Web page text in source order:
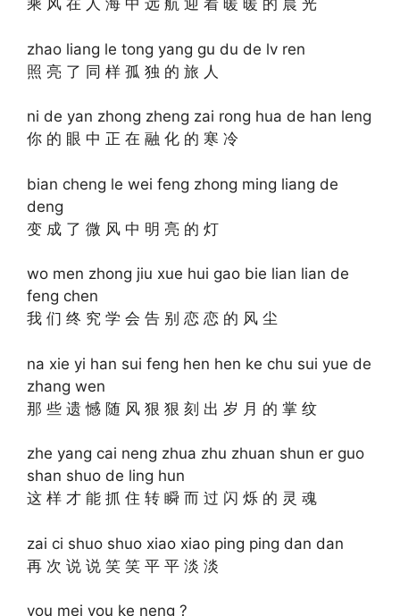
乘 风 在 人 海 中 远 航 迎 着 暖 暖 的 晨 光
zhao liang le tong yang gu du de lv ren
照 亮 了 同 样 孤 独 的 旅 人
ni de yan zhong zheng zai rong hua de han leng
你 的 眼 中 正 在 融 化 的 寒 冷
bian cheng le wei feng zhong ming liang de
deng
变 成 了 微 风 中 明 亮 的 灯
wo men zhong jiu xue hui gao bie lian lian de
feng chen
我 们 终 究 学 会 告 别 恋 恋 的 风 尘
na xie yi han sui feng hen hen ke chu sui yue de
zhang wen
那 些 遗 憾 随 风 狠 狠 刻 出 岁 月 的 掌 纹
zhe yang cai neng zhua zhu zhuan shun er guo
shan shuo de ling hun
这 样 才 能 抓 住 转 瞬 而 过 闪 烁 的 灵 魂
zai ci shuo shuo xiao xiao ping ping dan dan
再 次 说 说 笑 笑 平 平 淡 淡
you mei you ke neng ?